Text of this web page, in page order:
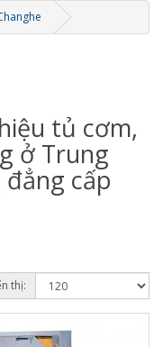
tủ cơm,
ở Trung
cấp
thị: